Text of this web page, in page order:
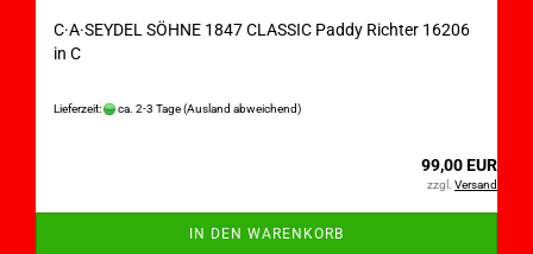
C·A·SEYDEL SÖHNE 1847 CLASSIC Paddy Richter 16206
in C
Lieferzeit: ca. 2-3 Tage(Ausland abweichend)
99,00 EUR
zzgl. Versand
IN DEN WARENKORB